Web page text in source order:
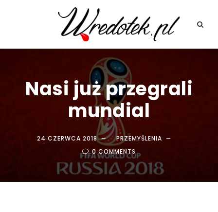
Nasi już przegrali
mundial
24 CZERWCA 2018
PRZEMYŚLENIA
0 COMMENTS